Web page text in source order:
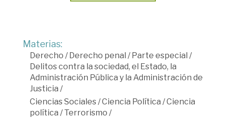
Materias:
Derecho / Derecho penal / Parte especial /
Delitos contra la sociedad, el Estado, la
Administración Pública y la Administración de
Justicia /
Ciencias Sociales/Ciencia Política /Ciencia
política /Terrorismo /